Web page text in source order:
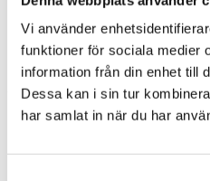
Vi använder
funktioner för sociala medier
information från din enhet till
Dessa kan i sin tur
har samlat in när du har
Slamavskiljare
Infiltration
Avlopp för fritidshus
Genvägar
Integritetspolicy